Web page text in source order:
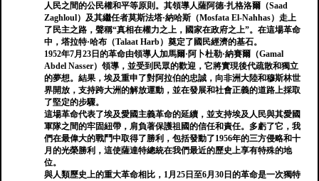
人民之間的公民權和平等原則。其領導人薩阿德·扎格洛爾（Saad
Zaghloul）及其繼任者莫斯法塔·納哈斯（Mosfata El-Nahhas）走上
了民主之路，聲稱“真相在權力之上，國家在政府之上”。在這場革命
中，塔拉特·哈布（Talaat Harb）奠定了國民經濟的基石。
1952年7月23日的革命由領導人加馬爾·阿卜杜勒·納賽爾（Gamal
Abdel Nasser）領導，並受到民眾的歡迎，它將實現後代疏散和獨立
的夢想。結果，埃及重申了對阿拉伯的忠誠，向非洲大陸和穆斯林世
界開放，支持跨大洲的解放運動，並在發展和社會正義的道路上採取
了堅定的步驟。
這場革命代表了埃及愛國主義革命的延續，並支持埃及人民與其愛國
軍隊之間的牢固紐帶，肩負著保護祖國的信任和責任。多虧了它，我
們在最偉大的戰鬥中取得了勝利，包括發動了1956年的三方侵略和十
月的光榮勝利，這使薩達特總統在我們最近的歷史上享有特殊的地
位。
與人類歷史上的重大革命相比，1月25日至6月30日的革命是一次獨特